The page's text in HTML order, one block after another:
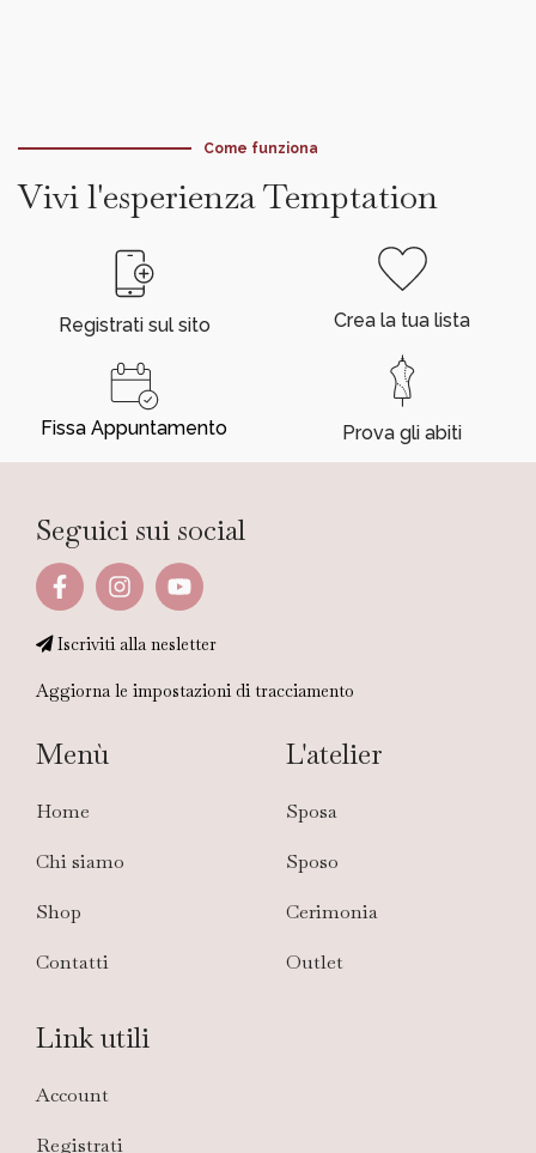
Come funziona
Vivi l'esperienza Temptation
Registrati sul sito
Fissa Appuntamento
Crea la tua lista
Prova gli abiti
Seguici sui social
Iscriviti alla nesletter
Aggiorna le impostazioni di tracciamento
Menù
Home
Chi siamo
Shop
Contatti
L'atelier
Sposa
Sposo
Cerimonia
Outlet
Link utili
Account
Registrati